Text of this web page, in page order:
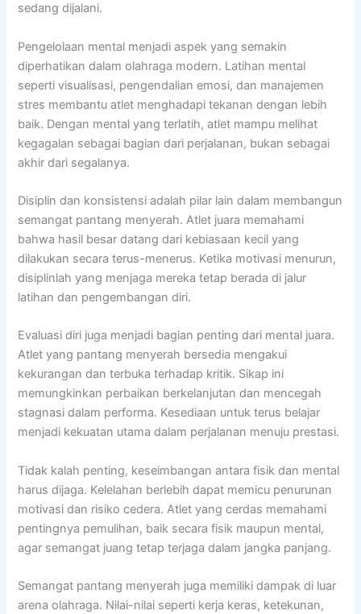
sedang dijalani.
Pengelolaan mental menjadi aspek yang semakin
diperhatikan dalam olahraga modern. Latihan mental
seperti visualisasi, pengendalian emosi, dan manajemen
stres membantu atlet menghadapi tekanan dengan lebih
baik. Dengan mental yang terlatih, atlet mampu melihat
kegagalan sebagai bagian dari perjalanan, bukan sebagai
akhir dari segalanya.
Disiplin dan konsistensi adalah pilar lain dalam membangun
semangat pantang menyerah. Atlet juara memahami
bahwa hasil besar datang dari kebiasaan kecil yang
dilakukan secara terus-menerus. Ketika motivasi menurun,
disiplinlah yang menjaga mereka tetap berada di jalur
latihan dan pengembangan diri.
Evaluasi diri juga menjadi bagian penting dari mental juara.
Atlet yang pantang menyerah bersedia mengakui
kekurangan dan terbuka terhadap kritik. Sikap ini
memungkinkan perbaikan berkelanjutan dan mencegah
stagnasi dalam performa. Kesediaan untuk terus belajar
menjadi kekuatan utama dalam perjalanan menuju prestasi.
Tidak kalah penting, keseimbangan antara fisik dan mental
harus dijaga. Kelelahan berlebih dapat memicu penurunan
motivasi dan risiko cedera. Atlet yang cerdas memahami
pentingnya pemulihan, baik secara fisik maupun mental,
agar semangat juang tetap terjaga dalam jangka panjang.
Semangat pantang menyerah juga memiliki dampak di luar
arena olahraga. Nilai-nilai seperti kerja keras, ketekunan,